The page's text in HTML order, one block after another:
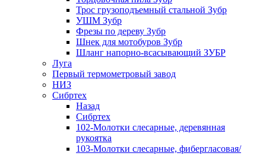
Трос грузоподъемный стальной Зубр
УШМ Зубр
Фрезы по дереву Зубр
Шнек для мотобуров Зубр
Шланг напорно-всасывающий ЗУБР
Луга
Первый термометровый завод
НИЗ
Сибртех
Назад
Сибртех
102-Молотки слесарные, деревянная
рукоятка
103-Молотки слесарные, фибергласовая/